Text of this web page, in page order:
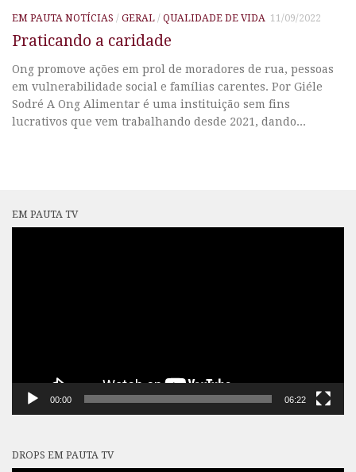
EM PAUTA NOTÍCIAS / GERAL / QUALIDADE DE VIDA 11/09/2022
Praticando a caridade
Ong promove ações em prol de moradores de rua, pessoas
em vulnerabilidade social e famílias carentes. Por Giéle
Sodré A Ong Alimentar é uma instituição sem fins
lucrativos que vem trabalhando desde 2021, dando...
EM PAUTA TV
00:00 06:22
DROPS EM PAUTA TV